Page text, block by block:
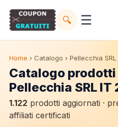
🔍 ☰
Home › Catalogo › Pellecchia SRL
Catalogo
Pellecchia SRL IT
1.122 prodotti aggiornati ·
affiliati certificati